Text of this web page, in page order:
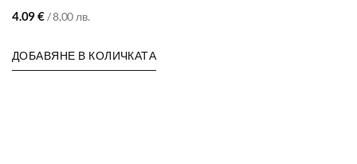
4.09€/ 8,00 лв.
ДОБАВЯНЕ В КОЛИЧКАТА